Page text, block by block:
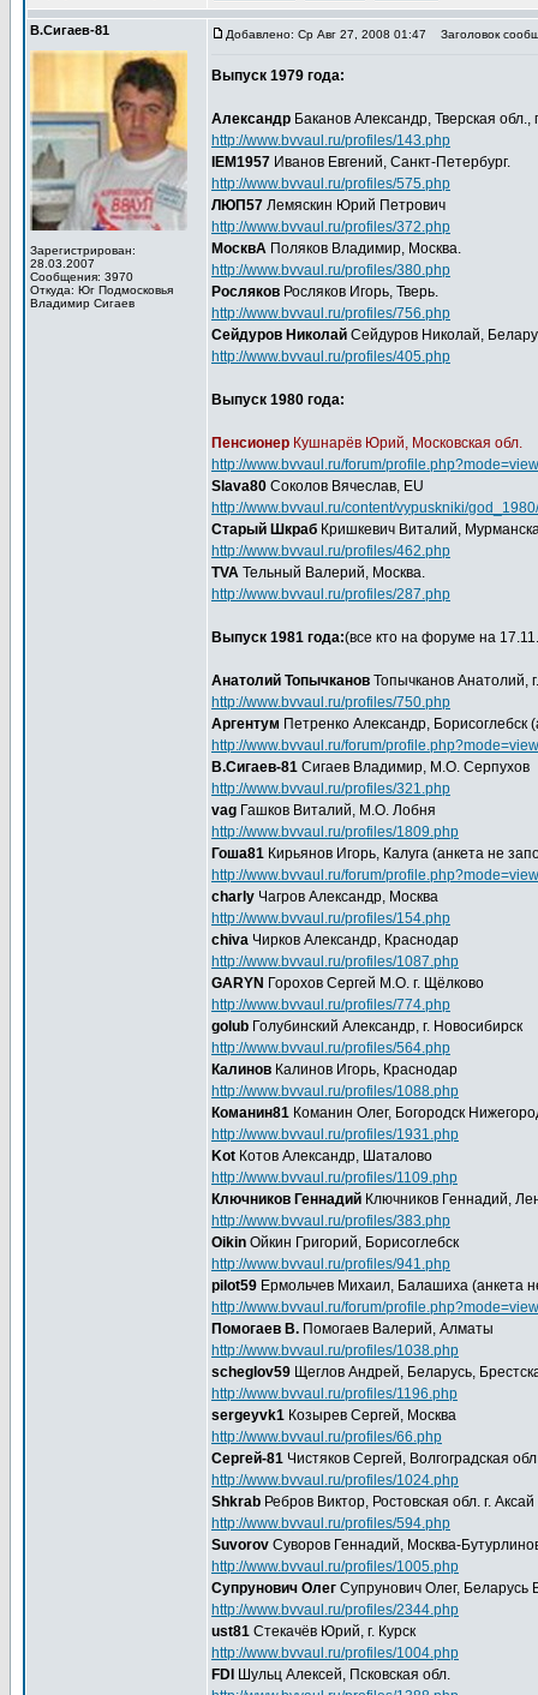
В.Сигаев-81
Зарегистрирован:
28.03.2007
Сообщения: 3970
Откуда: Юг Подмосковья
Владимир Сигаев
Добавлено: Ср Авг 27, 2008 01:47 Заголовок
Выпуск 1979 года:
Александр Баканов Александр, Тверская
http://www.bvvaul.ru/profiles/143.php
IEM1957 Иванов Евгений, Санкт-Петербург.
http://www.bvvaul.ru/profiles/575.php
ЛЮП57 Лемяскин Юрий Петрович
http://www.bvvaul.ru/profiles/372.php
МосквА Поляков Владимир, Москва.
http://www.bvvaul.ru/profiles/380.php
Росляков Росляков Игорь, Тверь.
http://www.bvvaul.ru/profiles/756.php
Сейдуров Николай Сейдуров Николай,
http://www.bvvaul.ru/profiles/405.php
Выпуск 1980 года:
Пенсионер Кушнарёв Юрий, Московская обл.
http://www.bvvaul.ru/forum/
Slava80 Соколов Вячеслав, EU
http://www.bvvaul.ru/content/vypuskniki/
Старый Шкраб Кришкевич Виталий,
http://www.bvvaul.ru/profiles/462.php
TVA Тельный Валерий, Москва.
http://www.bvvaul.ru/profiles/287.php
Выпуск 1981 года:(все кто на форуме на
Анатолий Топычканов Топычканов Анатолий,
http://www.bvvaul.ru/profiles/750.php
Аргентум Петренко Александр, Борисоглебск
http://www.bvvaul.ru/forum/
В.Сигаев-81 Сигаев Владимир, М.О. Серпухов
http://www.bvvaul.ru/profiles/321.php
vag Гашков Виталий, М.О. Лобня
http://www.bvvaul.ru/profiles/1809.php
Гоша81 Кирьянов Игорь, Калуга (анкета не
http://www.bvvaul.ru/forum/
charly Чагров Александр, Москва
http://www.bvvaul.ru/profiles/154.php
chiva Чирков Александр, Краснодар
http://www.bvvaul.ru/profiles/1087.php
GARYN Горохов Сергей М.О. г. Щёлково
http://www.bvvaul.ru/profiles/774.php
golub Голубинский Александр, г. Новосибирск
http://www.bvvaul.ru/profiles/564.php
Калинов Калинов Игорь, Краснодар
http://www.bvvaul.ru/profiles/1088.php
Команин81 Команин Олег, Богородск
http://www.bvvaul.ru/profiles/1931.php
Kot Котов Александр, Шаталово
http://www.bvvaul.ru/profiles/1109.php
Ключников Геннадий Ключников Геннадий,
http://www.bvvaul.ru/profiles/383.php
Oikin Ойкин Григорий, Борисоглебск
http://www.bvvaul.ru/profiles/941.php
pilot59 Ермольчев Михаил, Балашиха (анкета
http://www.bvvaul.ru/forum/
Помогаев В. Помогаев Валерий, Алматы
http://www.bvvaul.ru/profiles/1038.php
scheglov59 Щеглов Андрей, Беларусь,
http://www.bvvaul.ru/profiles/1196.php
sergeyvk1 Козырев Сергей, Москва
http://www.bvvaul.ru/profiles/66.php
Сергей-81 Чистяков Сергей, Волгоградская
http://www.bvvaul.ru/profiles/1024.php
Shkrab Ребров Виктор, Ростовская обл. г. Аксай
http://www.bvvaul.ru/profiles/594.php
Suvorov Суворов Геннадий, Москва-
http://www.bvvaul.ru/profiles/1005.php
Супрунович Олег Супрунович Олег, Беларусь
http://www.bvvaul.ru/profiles/2344.php
ust81 Стекачёв Юрий, г. Курск
http://www.bvvaul.ru/profiles/1004.php
FDI Шульц Алексей, Псковская обл.